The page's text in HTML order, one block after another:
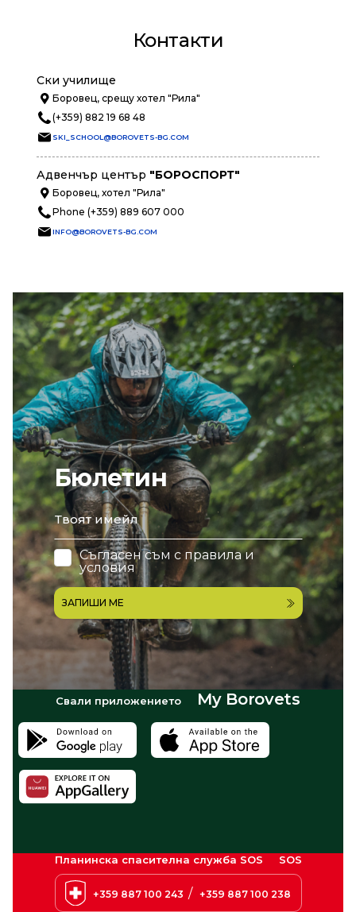
Бюлетин
email
Съгласен съм с правила и
условия
ЗАПИШИ МЕ
Контакти
Ски училище
Боровец, срещу хотел "Рила"
(+359) 882 19 68 48
SKI_SCHOOL@BOROVETS-BG.COM
Адвенчър център "БОРОСПОРТ"
Боровец, хотел "Рила"
Phone (+359) 889 607 000
INFO@BOROVETS-BG.COM
Свали приложението My Borovets
Планинска спасителна служба SOS SOS
+359 887 100 243 / +359 887 100 238